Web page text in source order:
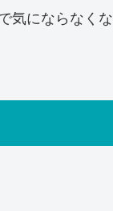
気にならなくな